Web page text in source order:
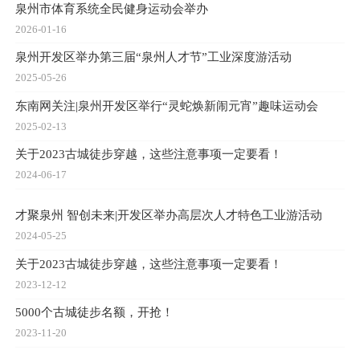
泉州市体育系统全民健身运动会举办
2026-01-16
泉州开发区举办第三届“泉州人才节”工业深度游活动
2025-05-26
东南网关注|泉州开发区举行“灵蛇焕新闹元宵”趣味运动会
2025-02-13
关于2023古城徒步穿越，这些注意事项一定要看！
2024-06-17
才聚泉州 智创未来|开发区举办高层次人才特色工业游活动
2024-05-25
关于2023古城徒步穿越，这些注意事项一定要看！
2023-12-12
5000个古城徒步名额，开抢！
2023-11-20